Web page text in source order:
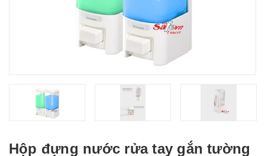
Hộp đựng nước rửa tay gắn tường